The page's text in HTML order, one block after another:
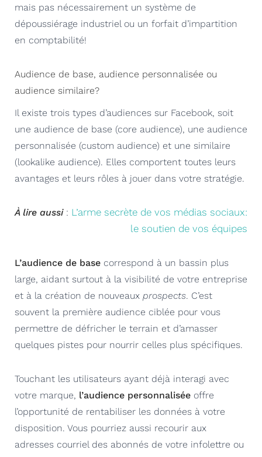
mais pas nécessairement un système de
dépoussiérage industriel ou un forfait d’impartition
en comptabilité!
Audience de base, audience personnalisée ou
audience similaire?
Il existe trois types d’audiences sur Facebook, soit
une audience de base (core audience), une audience
personnalisée (custom audience) et une similaire
(lookalike audience). Elles comportent toutes leurs
avantages et leurs rôles à jouer dans votre stratégie.
À lire aussi: L’arme secrète de vos médias sociaux:
le soutien de vos équipes
L’audience de base correspond à un bassin plus
large, aidant surtout à la visibilité de votre entreprise
et à la création de nouveaux prospects. C’est
souvent la première audience ciblée pour vous
permettre de défricher le terrain et d’amasser
quelques pistes pour nourrir celles plus spécifiques.
Touchant les utilisateurs ayant déjà interagi avec
votre marque, l’audience personnalisée offre
l’opportunité de rentabiliser les données à votre
disposition. Vous pourriez aussi recourir aux
adresses courriel des abonnés de votre infolettre ou